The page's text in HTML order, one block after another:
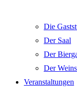
Die
Der Saal
Der
Der
Veranstaltungen